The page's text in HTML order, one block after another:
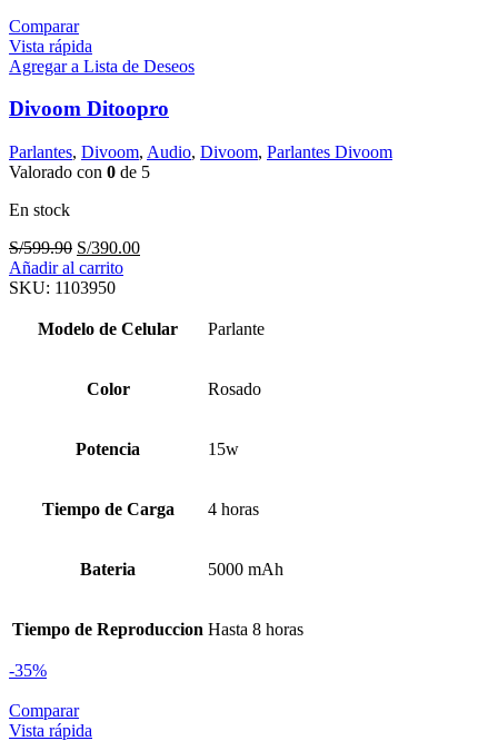
Comparar
Vista rápida
Agregar a Lista de Deseos
Divoom Ditoopro
Parlantes, Divoom, Audio, Divoom, Parlantes Divoom
Valorado con 0 de 5
En stock
S/599.90 El
precio
original
S/599.90.
S/390.00El
S/390.00.
Añadir al carrito
SKU: 1103950
Modelo de Celular Parlante
Color Rosado
Potencia 15w
Tiempo de Carga 4 horas
Bateria 5000 mAh
Tiempo de Reproduccion Hasta 8 horas
-35%
Comparar
Vista rápida